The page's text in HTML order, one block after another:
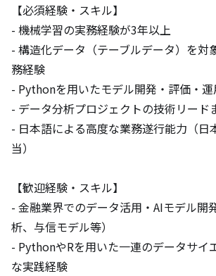
【必須経験・スキル】
- 機械学習の実務経験が3年以上
- 構造化データ（テーブルデータ）を対
務経験
- Pythonを用いたモデル開発・評価・
- データ分析プロジェクトの技術リード
- 日本語による高度な業務遂行能力（日
当）
【歓迎経験・スキル】
- 金融業界でのデータ活用・AIモデル開
析、与信モデル等）
- PythonやRを用いた一連のデータサイ
な実践経験